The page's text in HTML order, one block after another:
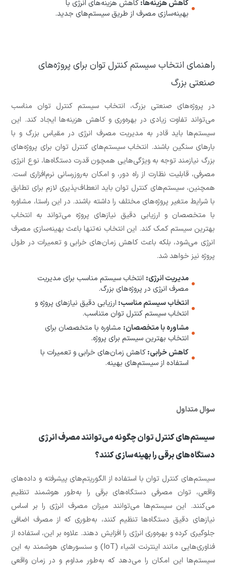
کاهش هزینه‌ها:کاهش هزینه‌های انرژی با
بهینه‌سازی مصرف از طریق سیستم‌های جدید.
راهنمای انتخاب سیستم کنترل توان برای پروژه‌های
صنعتی بزرگ
در پروژه‌های صنعتی بزرگ، انتخاب سیستم کنترل توان مناسب
می‌تواند تفاوت زیادی در بهره‌وری و کاهش هزینه‌ها ایجاد کند. این
سیستم‌ها باید قادر به مدیریت مصرف انرژی در مقیاس بزرگ و با
بارهای سنگین باشند. انتخاب سیستم‌های کنترل توان برای پروژه‌های
بزرگ نیازمند توجه به ویژگی‌هایی همچون قدرت دستگاه‌ها، نوع انرژی
مصرفی، قابلیت نظارت از راه دور، و امکان به‌روزرسانی نرم‌افزاری است.
همچنین، سیستم‌های کنترل توان باید انعطاف‌پذیری لازم برای تطابق
با شرایط متغیر پروژه‌های مختلف را داشته باشند. در این راستا، مشاوره
با متخصصان و ارزیابی دقیق نیازهای پروژه می‌تواند به انتخاب
بهترین سیستم کمک کند. این انتخاب نه‌تنها باعث بهینه‌سازی مصرف
انرژی می‌شود، بلکه باعث کاهش زمان‌های خرابی و تعمیرات در طول
پروژه نیز خواهد شد.
مدیریت انرژی: انتخاب سیستم مناسب برای مدیریت
مصرف انرژی در پروژه‌های بزرگ.
انتخاب سیستم مناسب: ارزیابی دقیق نیازهای پروژه و
انتخاب سیستم کنترل توان متناسب.
مشاوره با متخصصان: مشاوره با متخصصان برای
انتخاب بهترین سیستم برای پروژه.
کاهش خرابی:کاهش زمان‌های خرابی و تعمیرات با
استفاده از سیستم‌های بهینه.
سوال متداول
سیستم‌های کنترل توان چگونه می‌توانند مصرف انرژی
دستگاه‌های برقی را بهینه‌سازی کنند؟
سیستم‌های کنترل توان با استفاده از الگوریتم‌های پیشرفته و داده‌های
واقعی، توان مصرفی دستگاه‌های برقی را به‌طور هوشمند تنظیم
می‌کنند. این سیستم‌ها می‌توانند میزان مصرف انرژی را بر اساس
نیازهای دقیق دستگاه‌ها تنظیم کنند، به‌طوری که از مصرف اضافی
جلوگیری کرده و بهره‌وری انرژی را افزایش دهند. علاوه بر این، استفاده از
فناوری‌هایی مانند اینترنت اشیاء (IoT) و سنسورهای هوشمند به این
سیستم‌ها این امکان را می‌دهد که به‌طور مداوم و در زمان واقعی